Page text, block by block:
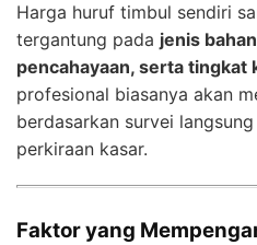
Harga huruf timbul sendiri
tergantung pada jenis
pencahayaan, serta tingkat
profesional biasanya akan
berdasarkan survei
perkiraan kasar.
Faktor yang